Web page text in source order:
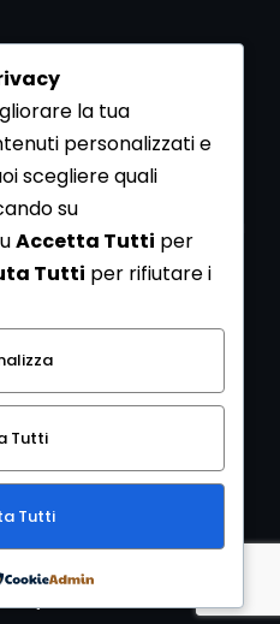
di archeologia realizzata
iscriviti alla nostra
dichiara di aver letto
acconsentire al trattamento
S.c.PI 07341730013 - [
la tua
personalizzati e
scegliere quali
su
Accetta Tutti per
Tutti per rifiutare i
Tutti
Tutti